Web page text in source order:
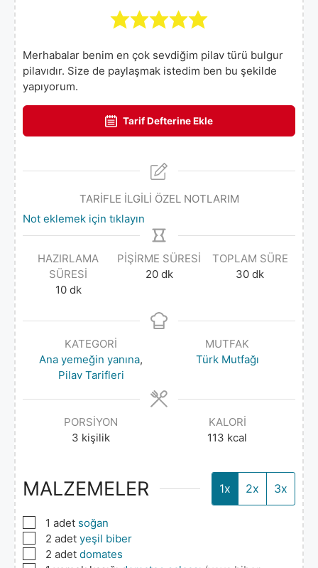
Merhabalar benim en çok sevdiğim pilav türü bulgur
pilavıdır. Size de paylaşmak istedim ben bu şekilde
yapıyorum.
Tarif Defterine Ekle
TARİFLE İLGİLİ ÖZEL NOTLARIM
Not eklemek için tıklayın
HAZIRLAMA
SÜRESI
10 dk
PIŞIRME SÜRESI
20 dk
TOPLAM SÜRE
30 dk
KATEGORI
Ana yemeğin yanına,
Pilav Tarifleri
MUTFAK
Türk Mutfağı
PORSIYON
3 kişilik
KALORI
113 kcal
MALZEMELER 1x 2x 3x
▢1 adet soğan
▢
2 adet yeşil biber
▢
2 adet domates